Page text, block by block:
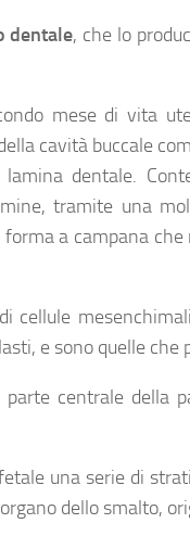
dentale, che lo
mese di vita
cavità buccale
lamina dentale.
tramite una
a campana
cellule
, e sono quelle che
centrale della
una serie di
dello smalto,